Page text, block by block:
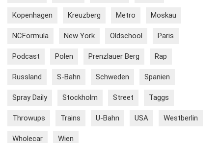
Kopenhagen Kreuzberg Metro Moskau
NCFormula New York Oldschool Paris
Podcast Polen Prenzlauer Berg Rap
Russland S-Bahn Schweden Spanien
Spray Daily Stockholm Street Taggs
Throwups Trains U-Bahn USA Westberlin
Wholecar Wien